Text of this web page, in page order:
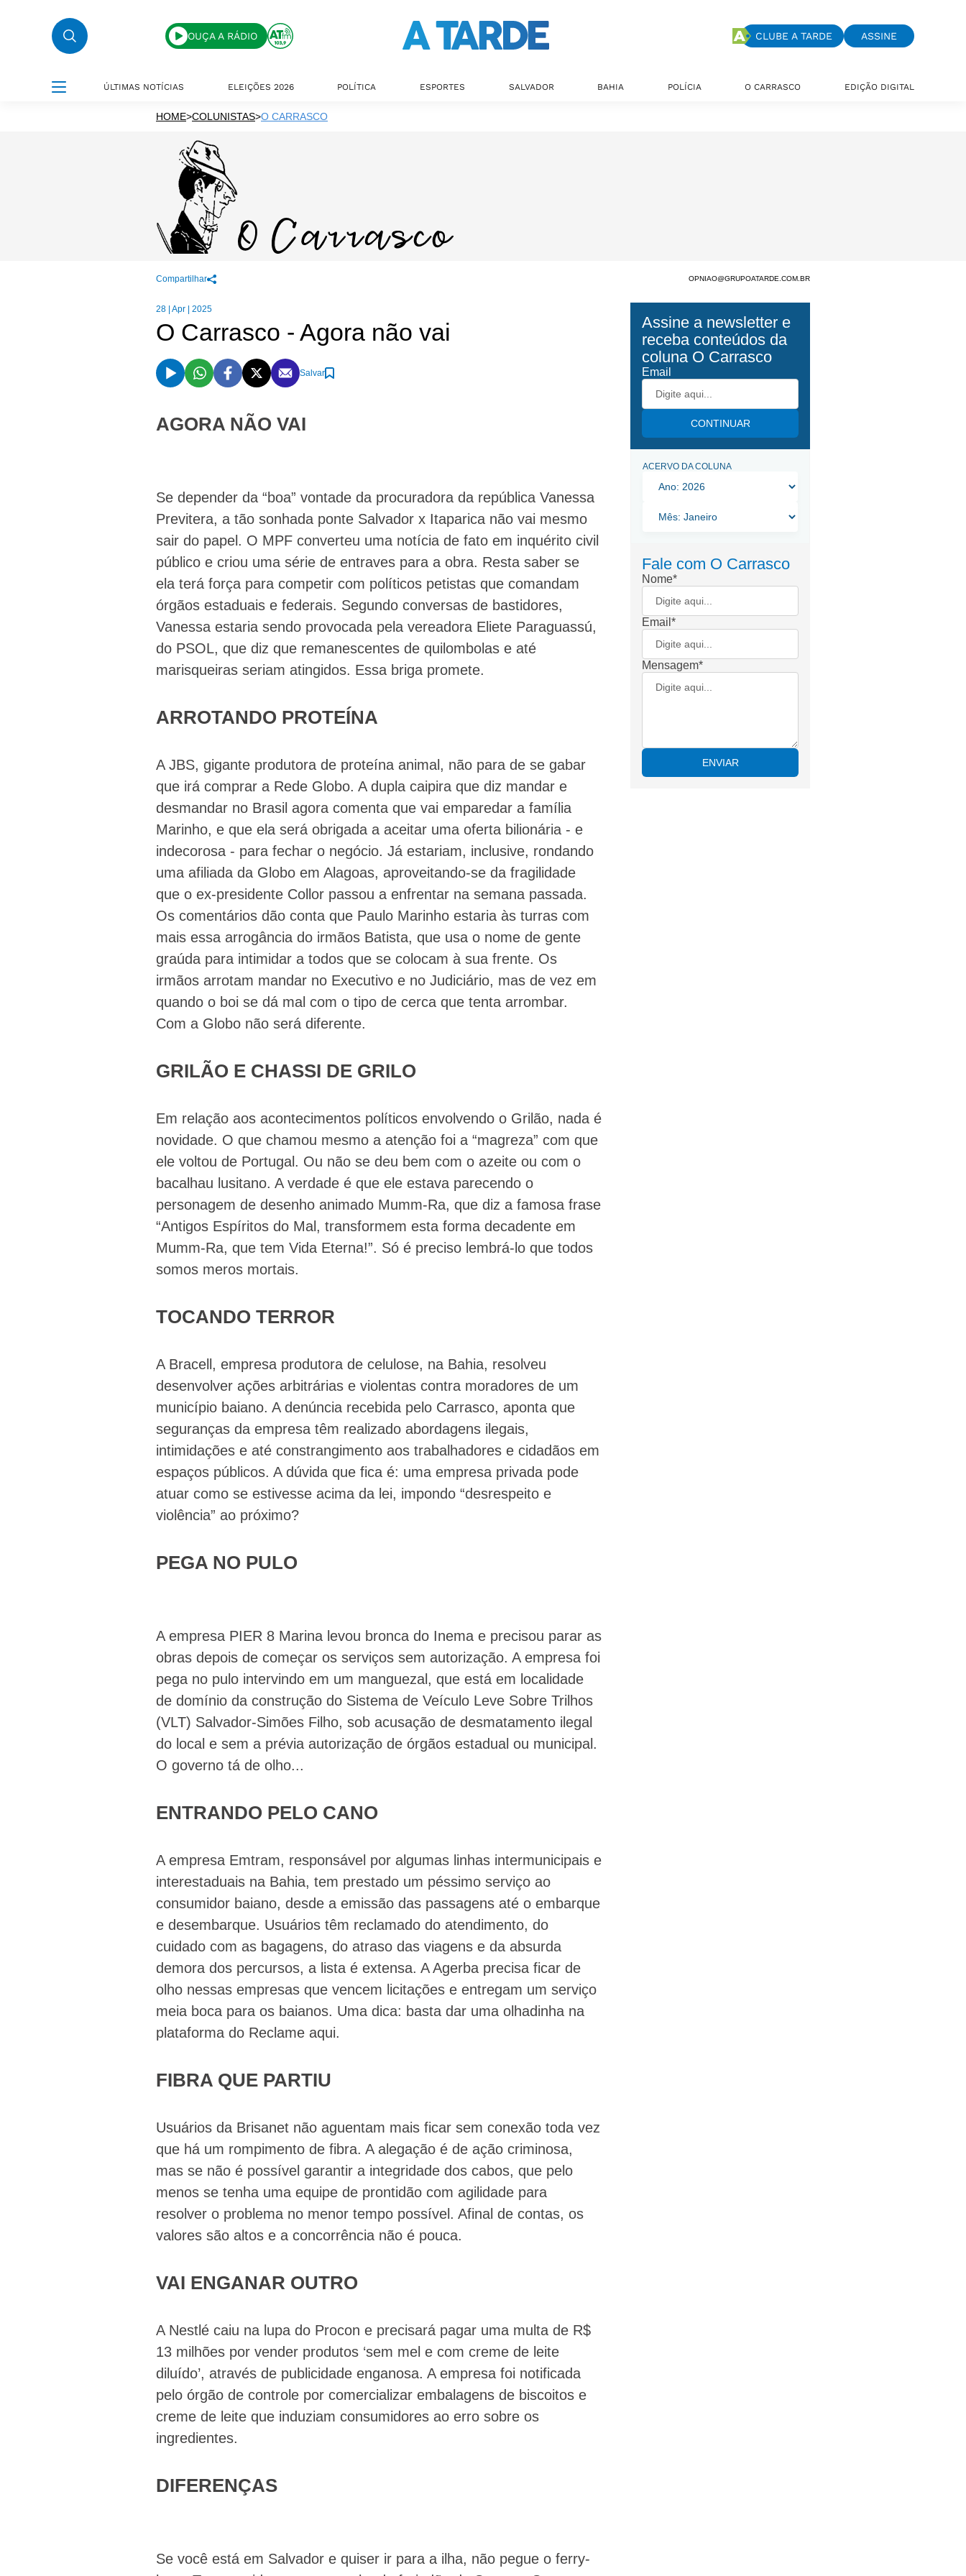
OUÇA A RÁDIO CLUBE A TARDE ASSINE
ÚLTIMAS NOTÍCIAS ELEIÇÕES 2026 POLÍTICA ESPORTES SALVADOR BAHIA POLÍCIA O CARRASCO EDIÇÃO DIGITAL
HOME>COLUNISTAS>O CARRASCO
Compartilhar OPNIAO@GRUPOATARDE.COM.BR
28 | Apr | 2025
O Carrasco - Agora não vai
Salvar
AGORA NÃO VAI
Se depender da “boa” vontade da procuradora da república Vanessa
Previtera, a tão sonhada ponte Salvador x Itaparica não vai mesmo
sair do papel. O MPF converteu uma notícia de fato em inquérito civil
público e criou uma série de entraves para a obra. Resta saber se
ela terá força para competir com políticos petistas que comandam
órgãos estaduais e federais. Segundo conversas de bastidores,
Vanessa estaria sendo provocada pela vereadora Eliete Paraguassú,
do PSOL, que diz que remanescentes de quilombolas e até
marisqueiras seriam atingidos. Essa briga promete.
ARROTANDO PROTEÍNA
A JBS, gigante produtora de proteína animal, não para de se gabar
que irá comprar a Rede Globo. A dupla caipira que diz mandar e
desmandar no Brasil agora comenta que vai emparedar a família
Marinho, e que ela será obrigada a aceitar uma oferta bilionária - e
indecorosa - para fechar o negócio. Já estariam, inclusive, rondando
uma afiliada da Globo em Alagoas, aproveitando-se da fragilidade
que o ex-presidente Collor passou a enfrentar na semana passada.
Os comentários dão conta que Paulo Marinho estaria às turras com
mais essa arrogância do irmãos Batista, que usa o nome de gente
graúda para intimidar a todos que se colocam à sua frente. Os
irmãos arrotam mandar no Executivo e no Judiciário, mas de vez em
quando o boi se dá mal com o tipo de cerca que tenta arrombar.
Com a Globo não será diferente.
GRILÃO E CHASSI DE GRILO
Em relação aos acontecimentos políticos envolvendo o Grilão, nada é
novidade. O que chamou mesmo a atenção foi a “magreza” com que
ele voltou de Portugal. Ou não se deu bem com o azeite ou com o
bacalhau lusitano. A verdade é que ele estava parecendo o
personagem de desenho animado Mumm-Ra, que diz a famosa frase
“Antigos Espíritos do Mal, transformem esta forma decadente em
Mumm-Ra, que tem Vida Eterna!”. Só é preciso lembrá-lo que todos
somos meros mortais.
TOCANDO TERROR
A Bracell, empresa produtora de celulose, na Bahia, resolveu
desenvolver ações arbitrárias e violentas contra moradores de um
município baiano. A denúncia recebida pelo Carrasco, aponta que
seguranças da empresa têm realizado abordagens ilegais,
intimidações e até constrangimento aos trabalhadores e cidadãos em
espaços públicos. A dúvida que fica é: uma empresa privada pode
atuar como se estivesse acima da lei, impondo “desrespeito e
violência” ao próximo?
PEGA NO PULO
A empresa PIER 8 Marina levou bronca do Inema e precisou parar as
obras depois de começar os serviços sem autorização. A empresa foi
pega no pulo intervindo em um manguezal, que está em localidade
de domínio da construção do Sistema de Veículo Leve Sobre Trilhos
(VLT) Salvador-Simões Filho, sob acusação de desmatamento ilegal
do local e sem a prévia autorização de órgãos estadual ou municipal.
O governo tá de olho...
ENTRANDO PELO CANO
A empresa Emtram, responsável por algumas linhas intermunicipais e
interestaduais na Bahia, tem prestado um péssimo serviço ao
consumidor baiano, desde a emissão das passagens até o embarque
e desembarque. Usuários têm reclamado do atendimento, do
cuidado com as bagagens, do atraso das viagens e da absurda
demora dos percursos, a lista é extensa. A Agerba precisa ficar de
olho nessas empresas que vencem licitações e entregam um serviço
meia boca para os baianos. Uma dica: basta dar uma olhadinha na
plataforma do Reclame aqui.
FIBRA QUE PARTIU
Usuários da Brisanet não aguentam mais ficar sem conexão toda vez
que há um rompimento de fibra. A alegação é de ação criminosa,
mas se não é possível garantir a integridade dos cabos, que pelo
menos se tenha uma equipe de prontidão com agilidade para
resolver o problema no menor tempo possível. Afinal de contas, os
valores são altos e a concorrência não é pouca.
VAI ENGANAR OUTRO
A Nestlé caiu na lupa do Procon e precisará pagar uma multa de R$
13 milhões por vender produtos ‘sem mel e com creme de leite
diluído’, através de publicidade enganosa. A empresa foi notificada
pelo órgão de controle por comercializar embalagens de biscoitos e
creme de leite que induziam consumidores ao erro sobre os
ingredientes.
DIFERENÇAS
Se você está em Salvador e quiser ir para a ilha, não pegue o ferry-
Assine a newsletter e
receba conteúdos da
coluna O Carrasco
Email
CONTINUAR
ACERVO DA COLUNA
Fale com O Carrasco
Nome*
Email*
Mensagem*
ENVIAR